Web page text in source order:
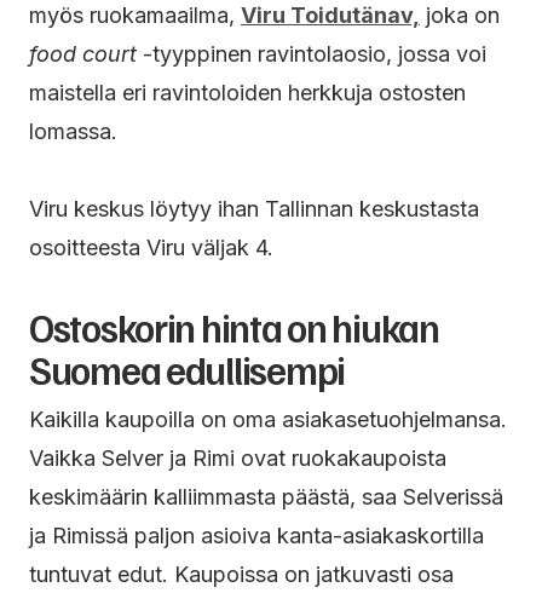
myös ruokamaailma, Viru Toidutänav, joka on
food court -tyyppinen ravintolaosio, jossa voi
maistella eri ravintoloiden herkkuja ostosten
lomassa.
Viru keskus löytyy ihan Tallinnan keskustasta
osoitteesta Viru väljak 4.
Ostoskorin hinta on hiukan
Suomea edullisempi
Kaikilla kaupoilla on oma asiakasetuohjelmansa.
Vaikka Selver ja Rimi ovat ruokakaupoista
keskimäärin kalliimmasta päästä, saa Selverissä
ja Rimissä paljon asioiva kanta-asiakaskortilla
tuntuvat edut. Kaupoissa on jatkuvasti osa